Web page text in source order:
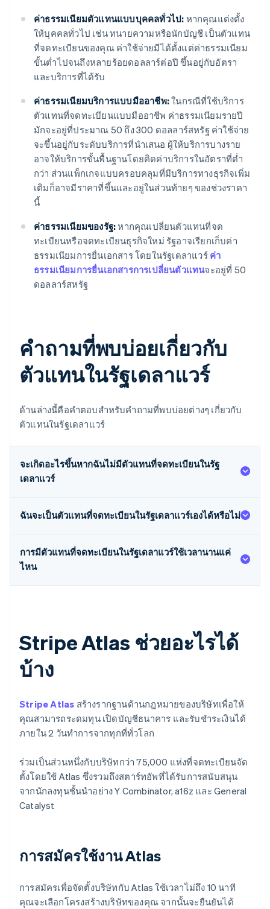
ค่าธรรมเนียมตัวแทนแบบบุคคลทั่วไป: หากคุณแต่งตั้ง
ให้บุคคลทั่วไป เช่น ทนายความหรือนักบัญชี เป็นตัวแทน
ที่จดทะเบียนของคุณ ค่าใช้จ่ายมีได้ตั้งแต่ค่าธรรมเนียม
ขั้นต่ำไปจนถึงหลายร้อยดอลลาร์ต่อปี ขึ้นอยู่กับอัตรา
และบริการที่ได้รับ
ค่าธรรมเนียมบริการแบบมืออาชีพ:ในกรณีที่ใช้บริการ
ตัวแทนที่จดทะเบียนแบบมืออาชีพ ค่าธรรมเนียมรายปี
มักจะอยู่ที่ประมาณ 50 ถึง 300 ดอลลาร์สหรัฐ ค่าใช้จ่าย
จะขึ้นอยู่กับระดับบริการที่นำเสนอ ผู้ให้บริการบางราย
อาจให้บริการขั้นพื้นฐานโดยคิดค่าบริการในอัตราที่ต่ำ
กว่า ส่วนแพ็กเกจแบบครอบคลุมที่มีบริการทางธุรกิจเพิ่ม
เติมก็อาจมีราคาที่ขึ้นและอยู่ในส่วนท้ายๆ ของช่วงราคา
นี้
ค่าธรรมเนียมของรัฐ:หากคุณเปลี่ยนตัวแทนที่จด
ทะเบียนหรือจดทะเบียนธุรกิจใหม่ รัฐอาจเรียกเก็บค่า
ธรรมเนียมการยื่นเอกสาร โดยในรัฐเดลาแวร์ ค่า
ธรรมเนียมการยื่นเอกสารการเปลี่ยนตัวแทนจะอยู่ที่ 50
ดอลลาร์สหรัฐ
คำถามที่พบบ่อยเกี่ยวกับ
ตัวแทนในรัฐเดลาแวร์
ด้านล่างนี้คือคำตอบสำหรับคำถามที่พบบ่อยต่างๆ เกี่ยวกับ
ตัวแทนในรัฐเดลาแวร์
จะเกิดอะไรขึ้นหากฉันไม่มีตัวแทนที่จดทะเบียนในรัฐ
เดลาแวร์
ฉันจะเป็นตัวแทนที่จดทะเบียนในรัฐเดลาแวร์เองได้หรือไม่
การมีตัวแทนที่จดทะเบียนในรัฐเดลาแวร์ใช้เวลานานแค่
ไหน
Stripe Atlas ช่วยอะไรได้
บ้าง
Stripe Atlas สร้างรากฐานด้านกฎหมายของบริษัทเพื่อให้
คุณสามารถระดมทุน เปิดบัญชีธนาคาร และรับชำระเงินได้
ภายใน 2 วันทำการจากทุกที่ทั่วโลก
ร่วมเป็นส่วนหนึ่งกับบริษัทกว่า 75,000 แห่งที่จดทะเบียนจัด
ตั้งโดยใช้ Atlas ซึ่งรวมถึงสตาร์ทอัพที่ได้รับการสนับสนุน
จากนักลงทุนชั้นนำอย่าง Y Combinator, a16z และ General
Catalyst
การสมัครใช้งาน Atlas
การสมัครเพื่อจัดตั้งบริษัทกับ Atlas ใช้เวลาไม่ถึง 10 นาที
คุณจะเลือกโครงสร้างบริษัทของคุณ จากนั้นจะยืนยันได้